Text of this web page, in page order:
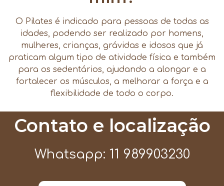
O Pilates é indicado para pessoas de todas as
idades, podendo ser realizado por homens,
mulheres, crianças, grávidas e idosos que já
praticam algum tipo de atividade física e também
para os sedentários, ajudando a alongar e a
fortalecer os músculos, a melhorar a força e a
flexibilidade de todo o corpo.
Contato e localização
Whatsapp: 11 989903230